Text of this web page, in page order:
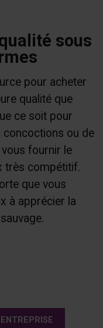
sous
pour acheter
qualité que
ce soit pour
concoctions ou de
fournir le
très compétitif.
que vous
à apprécier la